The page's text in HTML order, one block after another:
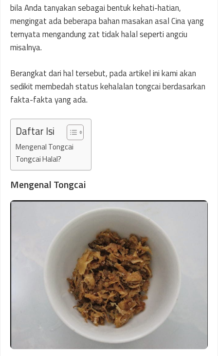
bila Anda tanyakan sebagai bentuk kehati-hatian,
mengingat ada beberapa bahan masakan asal Cina yang
ternyata mengandung zat tidak halal seperti angciu
misalnya.
Berangkat dari hal tersebut, pada artikel ini kami akan
sedikit membedah status kehalalan tongcai berdasarkan
fakta-fakta yang ada.
Daftar Isi
Mengenal Tongcai
Tongcai Halal?
Mengenal Tongcai